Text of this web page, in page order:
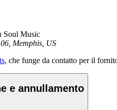
Soul Music
Memphis, US
, che funge da contatto per il
e annullamento